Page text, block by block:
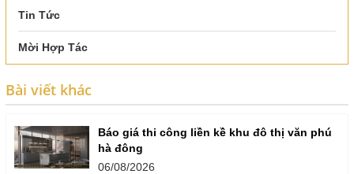
Tin Tức
Mời Hợp Tác
Bài viết khác
Báo giá thi công liền kề khu đô thị văn phú
hà đông
06/08/2026